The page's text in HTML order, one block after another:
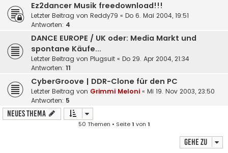
Ez2dancer Musik freedownload!!!
Letzter Beitrag von Reddy79 « Do 6. Mai 2004, 19:51
Antworten: 4
DANCE EUROPE / UK oder: Media Markt und
spontane Käufe...
Letzter Beitrag von Plugsuit « Do 29. Apr 2004, 21:34
Antworten: 11
CyberGroove | DDR-Clone für den PC
Letzter Beitrag von Grimmi Meloni « Mi 19. Nov 2003, 23:50
Antworten: 5
Neues Thema
50 Themen • Seite1 von 1
Gehe zu